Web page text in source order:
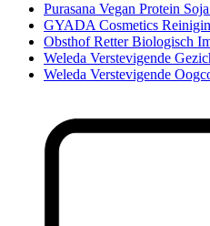
Purasana Vegan Protein
GYADA Cosmetics
Obsthof Retter Biologisch
Weleda Verstevigende
Weleda Verstevigende